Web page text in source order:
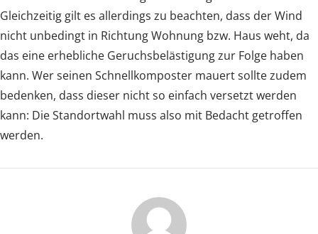
Gleichzeitig gilt es allerdings zu beachten, dass der Wind
nicht unbedingt in Richtung Wohnung bzw. Haus weht, da
das eine erhebliche Geruchsbelästigung zur Folge haben
kann. Wer seinen Schnellkomposter mauert sollte zudem
bedenken, dass dieser nicht so einfach versetzt werden
kann: Die Standortwahl muss also mit Bedacht getroffen
werden.